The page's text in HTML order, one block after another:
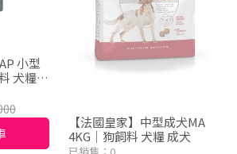
小型
犬糧
【法國皇家】中型成犬MA
4KG｜狗飼料 犬糧 成犬
已銷售：0